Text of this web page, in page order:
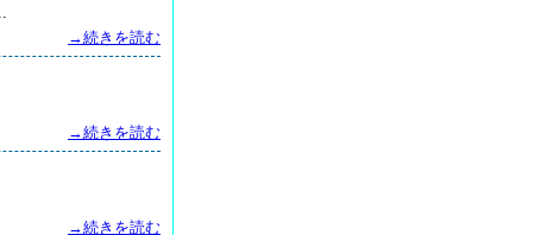
→続きを読む
→続きを読む
→続きを読む